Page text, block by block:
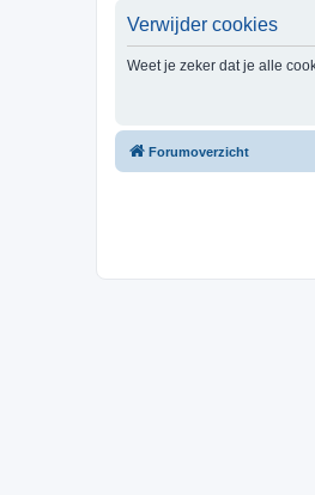
Verwijder cookies
Weet je zeker dat je alle
Forumoverzicht